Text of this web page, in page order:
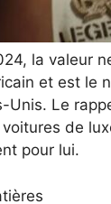
la valeur
et est le
Unis. Le
voitures de
pour lui.